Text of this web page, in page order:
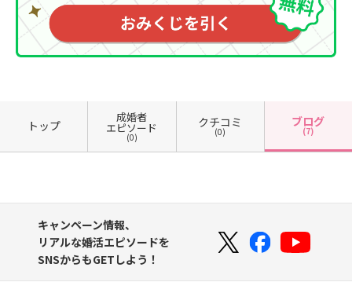
トップ
成婚者
エピソード
(0)
クチコミ
(0)
ブログ
(7)
キャンペーン情報、
リアルな婚活エピソードを
SNSからもGETしよう！